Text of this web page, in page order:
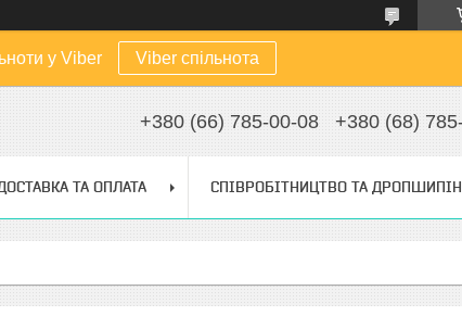
у Viber Viber спільнота
+380 (66) 785-00-08 +380 (68)
ТА ОПЛАТА СПІВРОБІТНИЦТВО ТА